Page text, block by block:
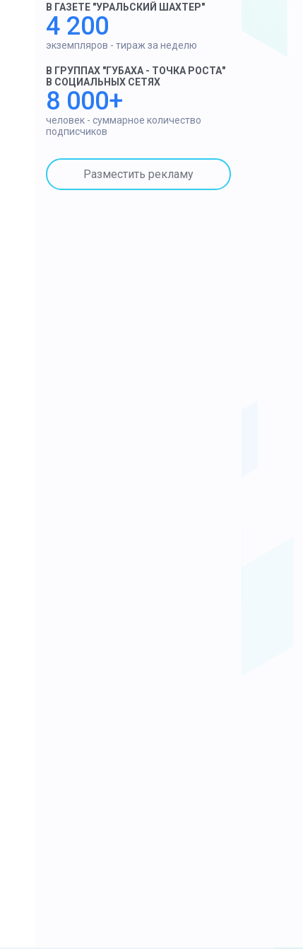
В ГАЗЕТЕ "УРАЛЬСКИЙ ШАХТЕР"
4 200
экземпляров - тираж за неделю
В ГРУППАХ "ГУБАХА - ТОЧКА РОСТА"
В СОЦИАЛЬНЫХ СЕТЯХ
8 000+
человек - суммарное количество
подписчиков
Разместить рекламу